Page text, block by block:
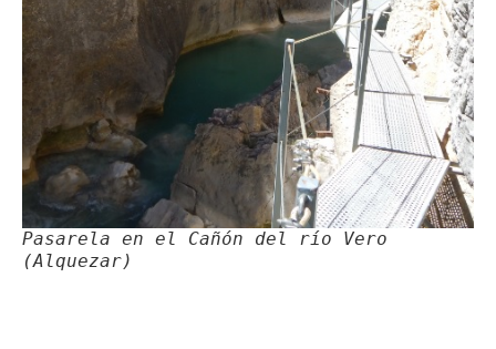
Pasarela en el Cañón del río Vero
(Alquezar)